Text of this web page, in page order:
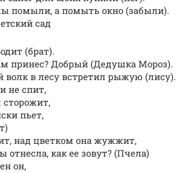
помыли, а помыть окно (забыли).
сад
(брат).
принес? Добрый (Дедушка Мороз).
волк в лесу встретил рыжую (лису).
не спит,
пьет,
над цветком она жужжит,
отнесла, как ее зовут? (Пчела)
он,